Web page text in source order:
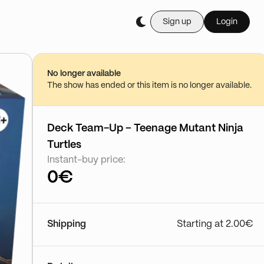
Sign up Login
Buy it live during
01/08 - 13:19
No longer available
The show has ended or this item is no longer available.
Deck Team-Up – Teenage Mutant Ninja
Turtles
Instant-buy price:
0€
Shipping Starting at 2.00€